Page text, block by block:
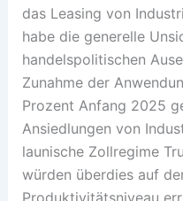
das Leasing von
habe die generelle
handelspolitischen
Zunahme der
Prozent Anfang 2025
Ansiedlungen von
launische Zollregime
würden überdies auf
Produktivitätsniveau